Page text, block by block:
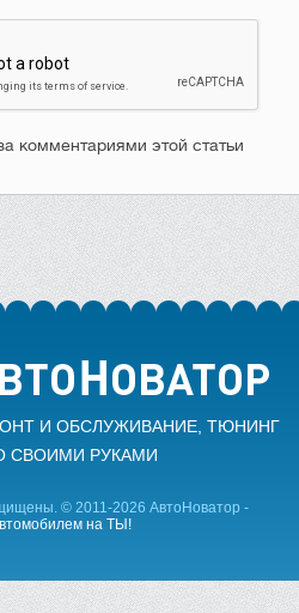
комментариями этой статьи
И ОБСЛУЖИВАНИЕ, ТЮНИНГ
CВОИМИ РУКАМИ
© 2011-2026 АвтоНоватор -
на ТЫ!